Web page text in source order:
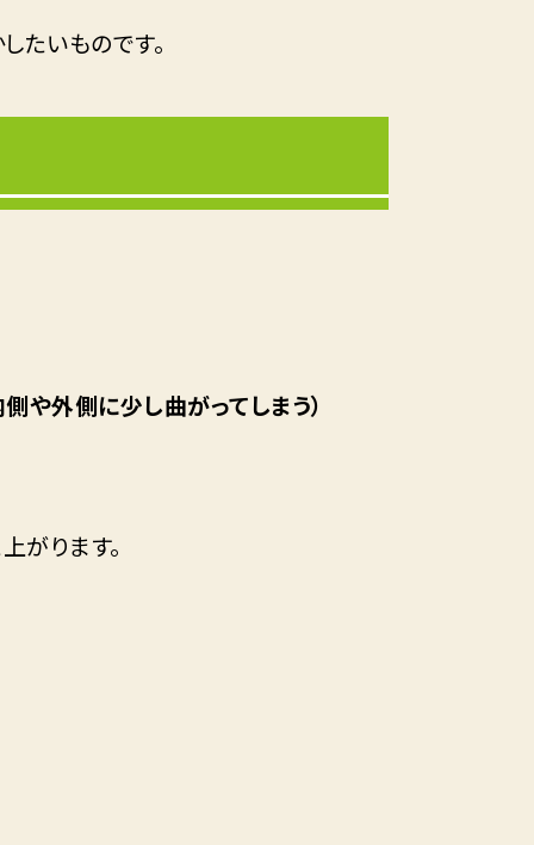
たいものです。
外側に少し曲がってしまう）
がります。